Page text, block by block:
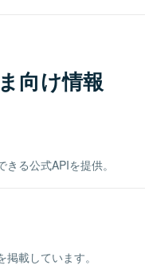
向け情報
る公式APIを提供。
載しています。